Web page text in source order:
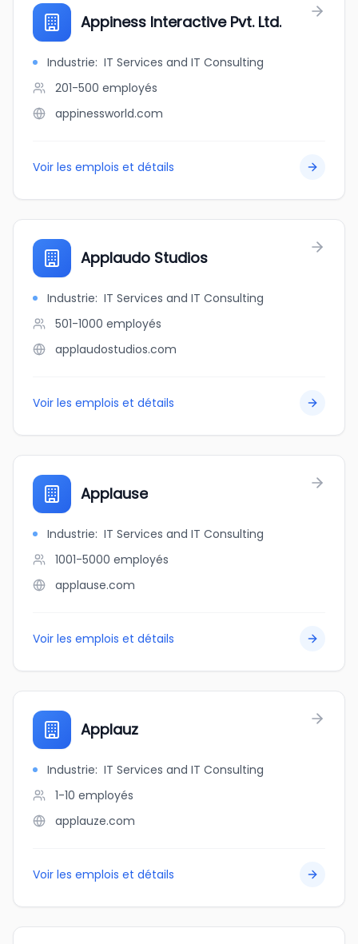
Appiness Interactive Pvt. Ltd.
Industrie: IT Services and IT Consulting
201-500 employés
appinessworld.com
Voir les emplois et détails
Applaudo Studios
Industrie: IT Services and IT Consulting
501-1000 employés
applaudostudios.com
Voir les emplois et détails
Applause
Industrie: IT Services and IT Consulting
1001-5000 employés
applause.com
Voir les emplois et détails
Applauz
Industrie: IT Services and IT Consulting
1-10 employés
applauze.com
Voir les emplois et détails